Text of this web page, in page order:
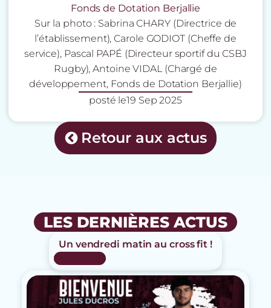
Fonds de Dotation Berjallie
Sur la photo : Sabrina CHARY (Directrice de
l’établissement), Carole GODIOT (Cheffe de
service), Pascal PAPÉ (Directeur sportif du CSBJ
Rugby), Antoine VIDAL (Chargé de
développement, Fonds de Dotation Berjallie)
posté le19 Sep 2025
Retour aux actus
LES DERNIÈRES ACTUS
Un vendredi matin au cross fit !
24 Juil 2026